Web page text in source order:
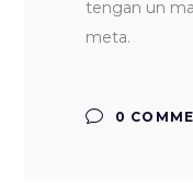
tengan un
meta.
0